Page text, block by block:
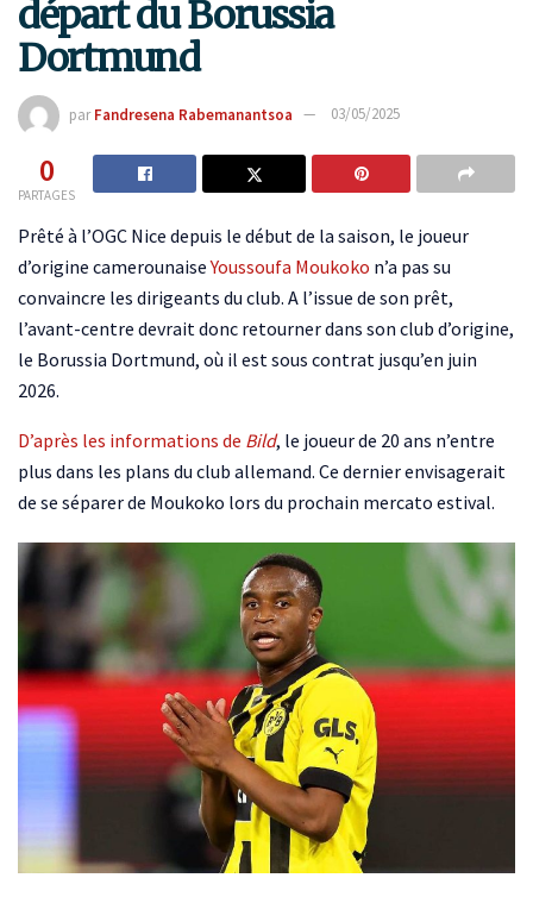
départ du Borussia
Dortmund
par Fandresena Rabemanantsoa 03/05/2025
0
PARTAGES
Prêté à l’OGC Nice depuis le début de la saison, le joueur
d’origine camerounaiseYoussoufa Moukoko n’a pas su
convaincre les dirigeants du club. A l’issue de son prêt,
l’avant-centre devrait donc retourner dans son club d’origine,
le Borussia Dortmund, où il est sous contrat jusqu’en juin
2026.
D’après les informations de Bild, le joueur de 20 ans n’entre
plus dans les plans du club allemand. Ce dernier envisagerait
de se séparer de Moukoko lors du prochain mercato estival.